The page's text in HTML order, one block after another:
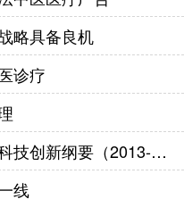
略具备良机
诊疗
中医预防保健（治未病）服务科技创新纲要（2013-2020年）
线